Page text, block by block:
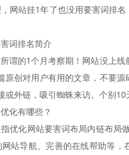
网站挂1年了也没用要害词排
词排名简介
谓的1个月考察期！网站没上
原创对用户有用的文章，不要
或外链，吸引蜘蛛来访。个别10
化有哪些？
优化网站要害词布局内链布局
站导航、完善的在线帮助等